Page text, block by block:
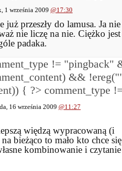
1 września 2009 @17:30
już przeszły do lamusa. Ja
nie liczę na nie. Ciężko
padaka.
!= "pingback"
&& !ereg("
{ ?>
16 września 2009 @11:27
więdzą wypracowaną (i
bieżąco to mało kto chce
kombinowanie i
comment_type